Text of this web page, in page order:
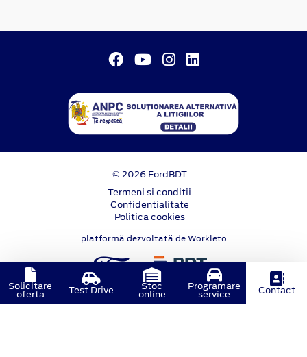
© 2026 FordBDT
Termeni si conditii
Confidentialitate
Politica cookies
platformă dezvoltată de Workleto
Solicitare
oferta Test Drive Stoc
online
Programare
service Contact